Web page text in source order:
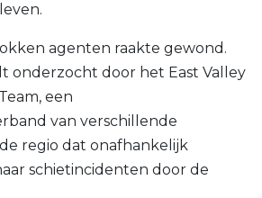
agenten raakte gewond.
onderzocht door het East Valley
een
van verschillende
regio dat onafhankelijk
schietincidenten door de